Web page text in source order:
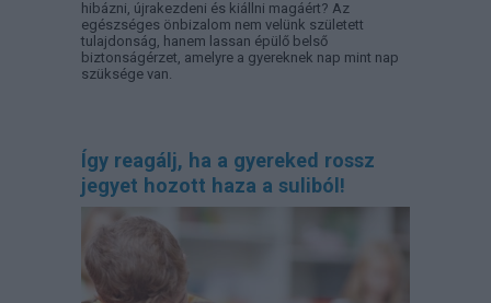
hibázni, újrakezdeni és kiállni magáért? Az
egészséges önbizalom nem velünk született
tulajdonság, hanem lassan épülő belső
biztonságérzet, amelyre a gyereknek nap mint nap
szüksége van.
Így reagálj, ha a gyereked rossz
jegyet hozott haza a suliból!